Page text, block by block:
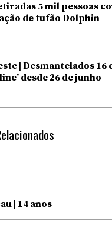
5 mil pessoas
de tufão Dolphin
| Desmantelados 16
desde 26 de junho
| 14 anos